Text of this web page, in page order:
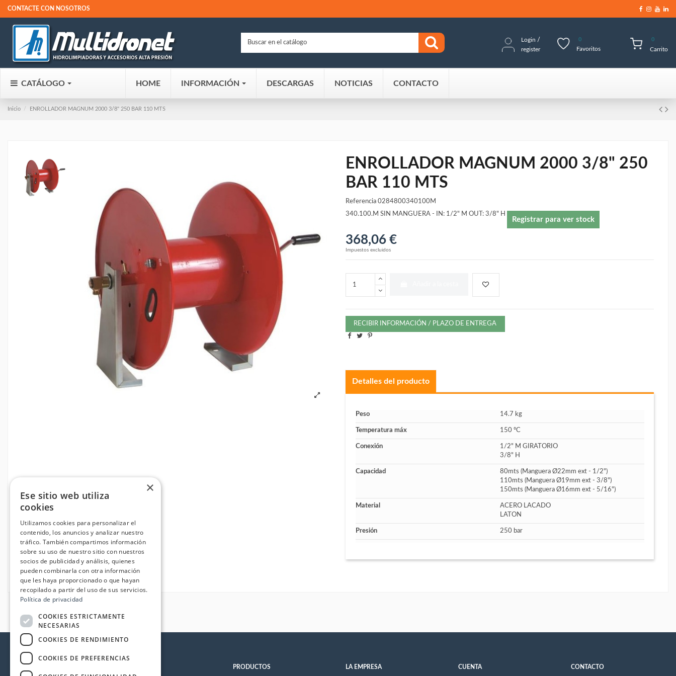
CONTACTE CON NOSOTROS
Login /
register
0
Favoritos
0
Carrito
CATÁLOGO HOME INFORMACIÓN DESCARGAS NOTICIAS CONTACTO
Inicio ENROLLADOR MAGNUM 2000 3/8" 250 BAR 110 MTS
ENROLLADOR MAGNUM 2000 3/8" 250
BAR 110 MTS
Referencia 0284800340100M
340.100.M SIN MANGUERA - IN: 1/2" M OUT: 3/8" H
Registrar para ver stock
368,06 €
Impuestos excluidos
RECIBIR INFORMACIÓN / PLAZO DE ENTREGA
Detalles del producto
Peso 14.7 kg
Temperatura máx 150 ºC
Conexión
1/2" M GIRATORIO
3/8" H
Capacidad
80mts (Manguera Ø22mm ext - 1/2")
110mts (Manguera Ø19mm ext - 3/8")
150mts (Manguera Ø16mm ext - 5/16")
Material
ACERO LACADO
LATON
Presión 250 bar
PRODUCTOS LA EMPRESA CUENTA CONTACTO
×
Ese sitio web utiliza
cookies
Utilizamos cookies para personalizar el
contenido, los anuncios y analizar nuestro
tráfico. También compartimos información
sobre su uso de nuestro sitio con nuestros
socios de publicidad y análisis, quienes
pueden combinarla con otra información
que les haya proporcionado o que hayan
recopilado a partir del uso de sus servicios.
Política de privacidad
COOKIES ESTRICTAMENTE
NECESARIAS
COOKIES DE RENDIMIENTO
COOKIES DE PREFERENCIAS